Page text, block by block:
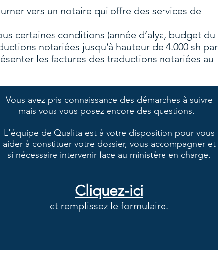
vers un notaire qui offre des services de
certaines conditions (année d’alya, budget du
notariées jusqu’à hauteur de 4.000 sh par
les factures des traductions notariées au
Vous avez pris connaissance des démarches à suivre
mais vous vous posez encore des questions.
L'équipe de Qualita est à votre disposition pour vous
aider à constituer votre dossier, vous accompagner et
si nécessaire intervenir face au ministère en charge.
Cliquez-ici
et remplissez le formulaire.